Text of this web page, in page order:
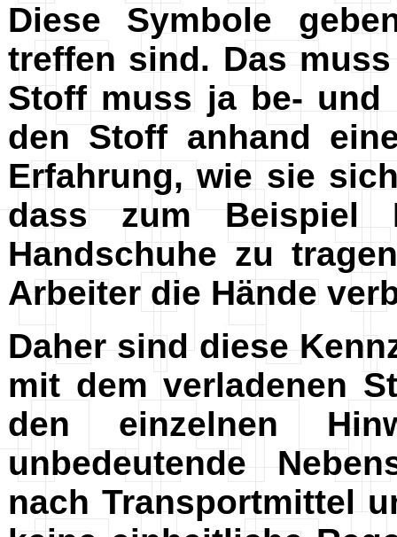
Diese Symbole
treffen sind. Das
Stoff muss ja be- und
den Stoff anhand
Erfahrung, wie sie
dass zum Beispiel
Handschuhe zu
Arbeiter die Hände
Daher sind diese
mit dem verladenen
den einzelnen
unbedeutende
nach Transportmittel